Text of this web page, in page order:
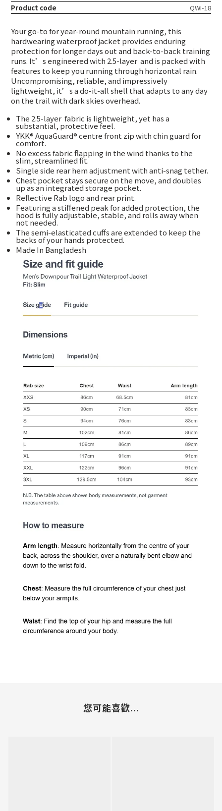
Product code
QWI-18
Your go-to for year-round mountain running, this
hardwearing waterproof jacket provides enduring
protection for longer days out and back-to-back training
runs. It’s engineered with 2.5-layer and is packed with
features to keep you running through horizontal rain.
Uncompromising, reliable, and impressively
lightweight, it’s a do-it-all shell that adapts to any day
on the trail with dark skies overhead.
The 2.5-layer fabric is lightweight, yet has a
substantial, protective feel.
YKK® AquaGuard® centre front zip with chin guard for
comfort.
No excess fabric flapping in the wind thanks to the
slim, streamlined fit.
Single side rear hem adjustment with anti-snag tether.
Chest pocket stays secure on the move, and doubles
up as an integrated storage pocket.
Reflective Rab logo and rear print.
Featuring a stiffened peak for added protection, the
hood is fully adjustable, stable, and rolls away when
not needed.
The semi-elasticated cuffs are extended to keep the
backs of your hands protected.
Made In Bangladesh
您可能喜歡...